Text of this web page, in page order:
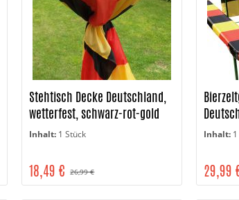
Stehtisch Decke Deutschland,
wetterfest, schwarz-rot-gold
Inhalt: 1 Stück
26,99 €
18,49 €
Inhalt:
29,99